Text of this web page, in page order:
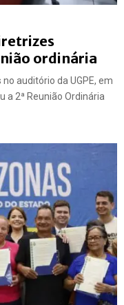
ordinária
auditório da UGPE, em
a 2ª Reunião Ordinária